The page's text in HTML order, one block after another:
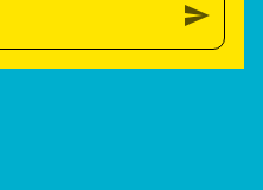
send